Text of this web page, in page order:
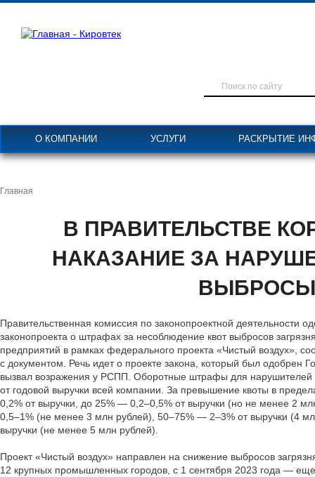
О КОМПАНИИ УСЛУГИ РАСКРЫТИЕ
Главная
В ПРАВИТЕЛЬСТВЕ
НАКАЗАНИЕ ЗА
ВЫБРОСЫ
Правительственная комиссия по законопроектной деятельности
законопроекта о штрафах за несоблюдение квот выбросов
предприятий в рамках федерального проекта «Чистый воздух»,
с документом. Речь идет о проекте закона, который был одобрен
вызвал возражения у РСПП. Оборотные штрафы для нарушителей
от годовой выручки всей компании. За превышение квоты в
0,2% от выручки, до 25% — 0,2–0,5% от выручки (но не менее 2
0,5–1% (не менее 3 млн рублей), 50–75% — 2–3% от выручки (4
выручки (не менее 5 млн рублей).
Проект «Чистый воздух» направлен на снижение выбросов
12 крупных промышленных городов, с 1 сентября 2023 года —